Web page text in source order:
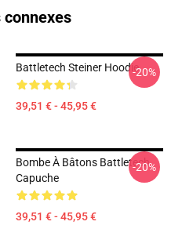
Battletech Steiner Hoodie
39,51 € - 45,95 €
-20%
Bombe À Bâtons Battletech
Capuche
39,51 € - 45,95 €
-20%